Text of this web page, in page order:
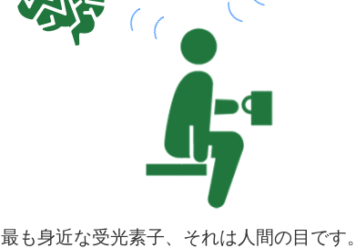
最も身近な受光素子、それは人間の目です。